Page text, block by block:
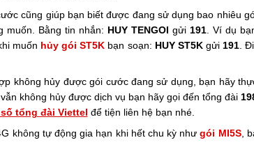
cũng giúp bạn biết được đang sử dụng bao nhiêu
muốn. Bằng tin nhắn: HUY TENGOI gửi 191. Ví dụ
muốn hủy gói ST5K bạn soạn: HUY ST5Kgửi 191 .
không hủy được gói cước đang sử dụng, bạn hãy
không hủy được dịch vụ bạn hãy gọi đến tổng đài
tổng đài Viettel để tiện liên hệ bạn nhé.
không tự động gia hạn khi hết chu kỳ nhưgói MI5S,